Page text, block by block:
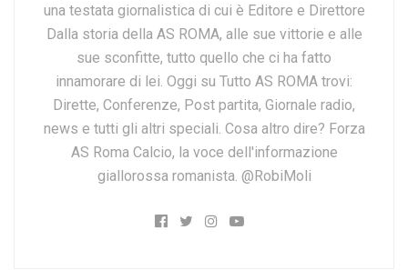
una testata giornalistica di cui è Editore e Direttore
Dalla storia della AS ROMA, alle sue vittorie e alle
sue sconfitte, tutto quello che ci ha fatto
innamorare di lei. Oggi su Tutto AS ROMA trovi:
Dirette, Conferenze, Post partita, Giornale radio,
news e tutti gli altri speciali. Cosa altro dire? Forza
AS Roma Calcio, la voce dell'informazione
giallorossa romanista. @RobiMoli